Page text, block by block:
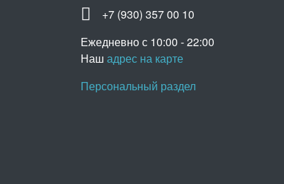
+7 (930) 357 00 10
Ежедневно с 10:00 - 22:00
Наш адрес на карте
Персональный раздел